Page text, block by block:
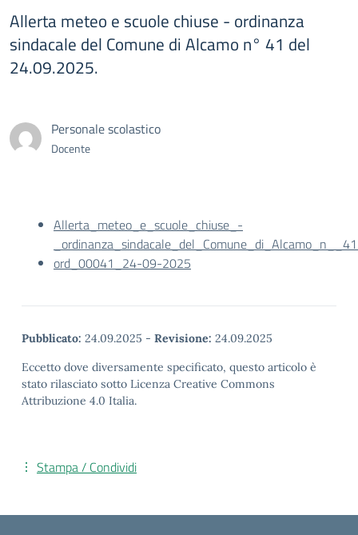
Allerta meteo e scuole chiuse - ordinanza
sindacale del Comune di Alcamo n° 41 del
24.09.2025.
Personale scolastico
Docente
Allerta_meteo_e_scuole_chiuse_-
ord_00041_24-09-2025
Pubblicato: 24.09.2025 - Revisione: 24.09.2025
Eccetto dove diversamente specificato, questo articolo è
stato rilasciato sotto Licenza Creative Commons
Attribuzione 4.0 Italia.
Stampa / Condividi